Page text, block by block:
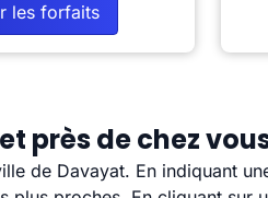
les forfaits
près de chez
de Davayat. En indiquant